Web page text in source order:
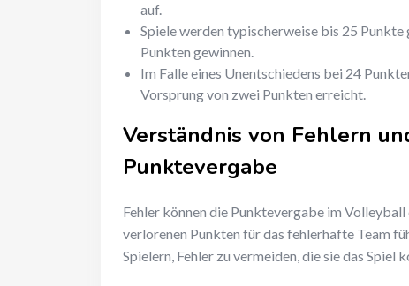
auf.
Spiele werden typischerweise bis 25
Punkten gewinnen.
Im Falle eines Unentschiedens bei 24
Vorsprung von zwei Punkten erreicht.
Verständnis von Fehlern
Punktevergabe
Fehler können die Punktevergabe im
verlorenen Punkten für das fehlerhafte Team
Spielern, Fehler zu vermeiden, die sie das Spiel